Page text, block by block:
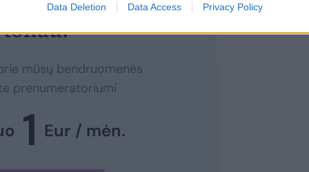
Data Deletion Data Access Privacy Policy
toliau?
mūsų bendruomenės
prenumeratoriumi
1 Eur / mėn.